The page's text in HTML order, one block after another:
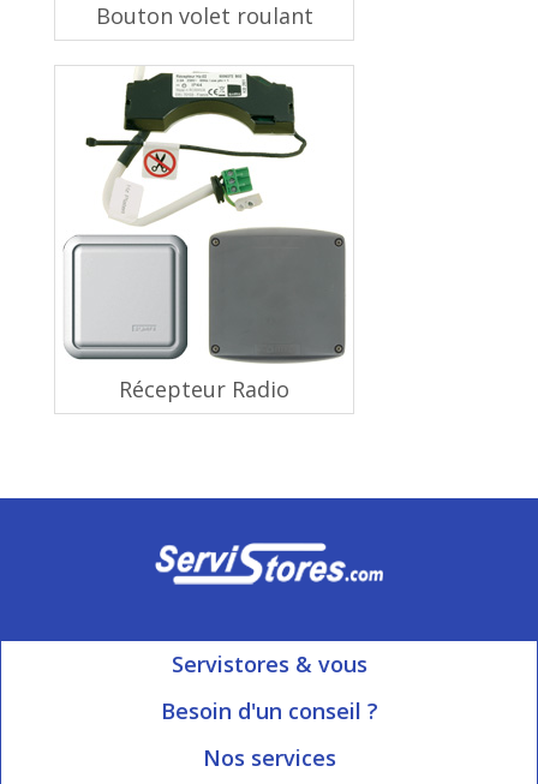
Bouton volet roulant
Récepteur Radio
Servistores & vous
Mon compte
Besoin d'un conseil ?
Ouvert du Lundi au Vendredi
Nos services